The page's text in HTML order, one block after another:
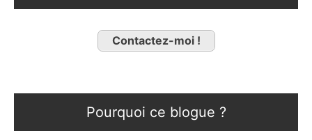
Contactez-moi !
Pourquoi ce blogue ?